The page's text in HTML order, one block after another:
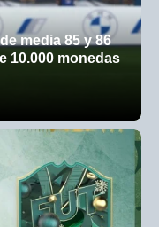
media 85 y 86
10.000 monedas